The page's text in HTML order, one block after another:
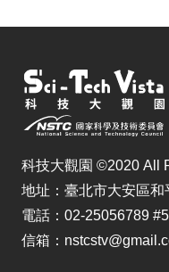
科技大觀園 ©2020 All
地址：臺北市大安區
電話：02-25056789
信箱：